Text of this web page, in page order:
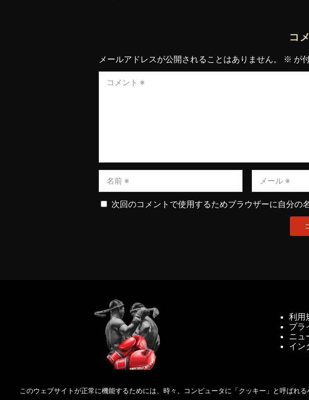
コ
メールアドレスが公開されることはありません。 ※ が
次回のコメントで使用するためブラウザーに自分の
KnockOutNieuws
利用
プラ
ニュ
イン
このウェブサイトが正常に機能するためには、時々、コンピュータに「クッキー」と呼ばれ